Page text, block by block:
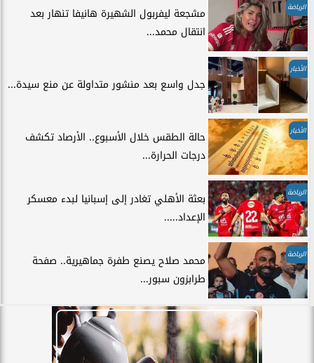
الرياضة
مشجعة ليفربول الشهيرة هانيفا تنهار بعد
انتقال محمد...
الأخبار
جدل واسع بعد منشور متداولة عن منع سيدة...
الأخبار
حالة الطقس خلال الأسبوع.. الأرصاد تكشف
درجات الحرارة...
الرياضة
بعثة الأهلي تغادر إلى إسبانيا لبدء معسكر
الإعداد.....
الرياضة
محمد صلاح يصنع طفرة جماهيرية.. صفحة
طرابزون سبور...